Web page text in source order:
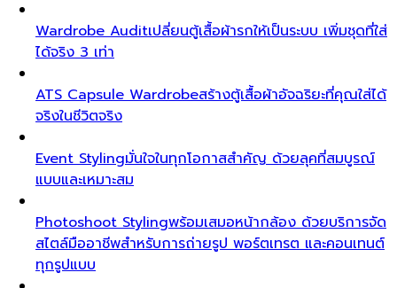
Wardrobe Auditเปลี่ยนตู้เสื้อผ้ารกให้เป็นระบบ เพิ่มชุดที่ใส่
ได้จริง 3 เท่า
ATS Capsule Wardrobeสร้างตู้เสื้อผ้าอัจฉริยะที่คุณใส่ได้
จริงในชีวิตจริง
Event Stylingมั่นใจในทุกโอกาสสำคัญ ด้วยลุคที่สมบูรณ์
แบบและเหมาะสม
Photoshoot Stylingพร้อมเสมอหน้ากล้อง ด้วยบริการจัด
สไตล์มืออาชีพสำหรับการถ่ายรูป พอร์ตเทรต และคอนเทนต์
ทุกรูปแบบ